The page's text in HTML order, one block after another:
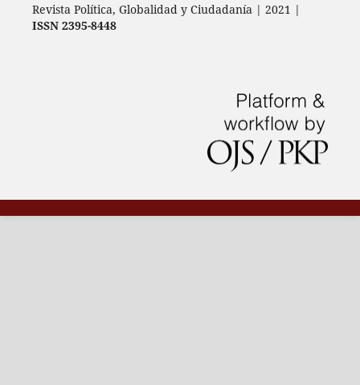
Revista Política, Globalidad y Ciudadanía | 2021 |
ISSN 2395-8448